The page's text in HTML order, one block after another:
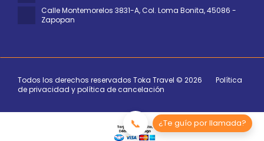
📞 ¿Te guío por llamada?
Calle Montemorelos 3831-A, Col. Loma Bonita, 45086 -
Zapopan
Todos los derechos reservados Toka Travel © 2026
Política
de privacidad y política de cancelación